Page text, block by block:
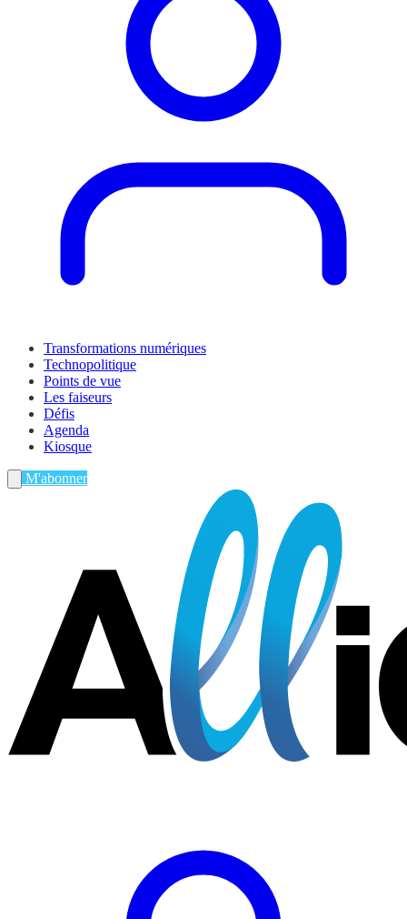
Transformations numériques
Technopolitique
Points de vue
Les faiseurs
Défis
Agenda
Kiosque
M'abonner